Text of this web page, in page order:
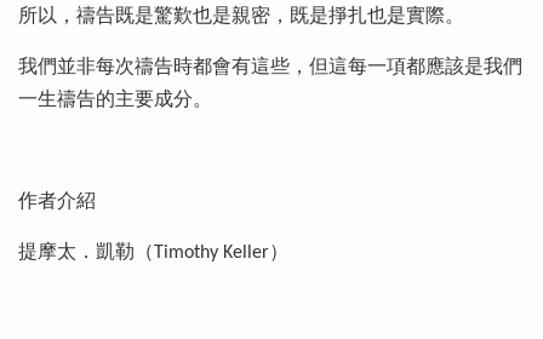
所以，禱告既是驚歎也是親密，既是掙扎也是實際。
我們並非每次禱告時都會有這些，但這每一項都應該是我們
一生禱告的主要成分。
作者介紹
提摩太．凱勒（Timothy Keller）